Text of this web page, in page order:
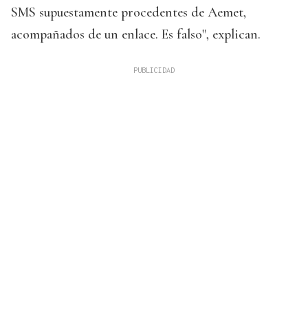
SMS supuestamente procedentes de Aemet,
acompañados de un enlace. Es falso", explican.